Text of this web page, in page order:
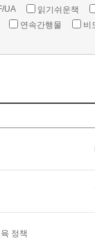
UA 읽기쉬운책
연속간행물 비
정책